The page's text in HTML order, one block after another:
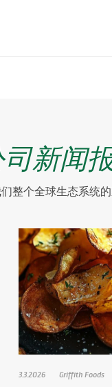
新闻
整个全球生态系统
3.3.2026 Griffith Foods